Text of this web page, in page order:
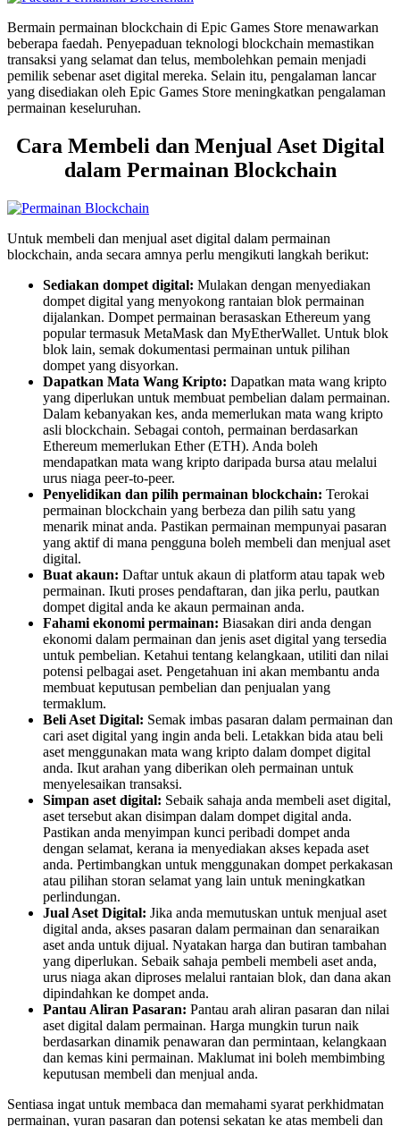
Bermain permainan blockchain di Epic Games Store menawarkan
beberapa faedah. Penyepaduan teknologi blockchain memastikan
transaksi yang selamat dan telus, membolehkan pemain menjadi
pemilik sebenar aset digital mereka. Selain itu, pengalaman lancar
yang disediakan oleh Epic Games Store meningkatkan pengalaman
permainan keseluruhan.
Cara Membeli dan Menjual Aset Digital
dalam Permainan Blockchain
Untuk membeli dan menjual aset digital dalam permainan
blockchain, anda secara amnya perlu mengikuti langkah berikut:
Sediakan dompet digital: Mulakan dengan menyediakan
dompet digital yang menyokong rantaian blok permainan
dijalankan. Dompet permainan berasaskan Ethereum yang
popular termasuk MetaMask dan MyEtherWallet. Untuk blok
blok lain, semak dokumentasi permainan untuk pilihan
dompet yang disyorkan.
Dapatkan Mata Wang Kripto: Dapatkan mata wang kripto
yang diperlukan untuk membuat pembelian dalam permainan.
Dalam kebanyakan kes, anda memerlukan mata wang kripto
asli blockchain. Sebagai contoh, permainan berdasarkan
Ethereum memerlukan Ether (ETH). Anda boleh
mendapatkan mata wang kripto daripada bursa atau melalui
urus niaga peer-to-peer.
Penyelidikan dan pilih permainan blockchain: Terokai
permainan blockchain yang berbeza dan pilih satu yang
menarik minat anda. Pastikan permainan mempunyai pasaran
yang aktif di mana pengguna boleh membeli dan menjual aset
digital.
Buat akaun: Daftar untuk akaun di platform atau tapak web
permainan. Ikuti proses pendaftaran, dan jika perlu, pautkan
dompet digital anda ke akaun permainan anda.
Fahami ekonomi permainan: Biasakan diri anda dengan
ekonomi dalam permainan dan jenis aset digital yang tersedia
untuk pembelian. Ketahui tentang kelangkaan, utiliti dan nilai
potensi pelbagai aset. Pengetahuan ini akan membantu anda
membuat keputusan pembelian dan penjualan yang
termaklum.
Beli Aset Digital: Semak imbas pasaran dalam permainan dan
cari aset digital yang ingin anda beli. Letakkan bida atau beli
aset menggunakan mata wang kripto dalam dompet digital
anda. Ikut arahan yang diberikan oleh permainan untuk
menyelesaikan transaksi.
Simpan aset digital: Sebaik sahaja anda membeli aset digital,
aset tersebut akan disimpan dalam dompet digital anda.
Pastikan anda menyimpan kunci peribadi dompet anda
dengan selamat, kerana ia menyediakan akses kepada aset
anda. Pertimbangkan untuk menggunakan dompet perkakasan
atau pilihan storan selamat yang lain untuk meningkatkan
perlindungan.
Jual Aset Digital: Jika anda memutuskan untuk menjual aset
digital anda, akses pasaran dalam permainan dan senaraikan
aset anda untuk dijual. Nyatakan harga dan butiran tambahan
yang diperlukan. Sebaik sahaja pembeli membeli aset anda,
urus niaga akan diproses melalui rantaian blok, dan dana akan
dipindahkan ke dompet anda.
Pantau Aliran Pasaran: Pantau arah aliran pasaran dan nilai
aset digital dalam permainan. Harga mungkin turun naik
berdasarkan dinamik penawaran dan permintaan, kelangkaan
dan kemas kini permainan. Maklumat ini boleh membimbing
keputusan membeli dan menjual anda.
Sentiasa ingat untuk membaca dan memahami syarat perkhidmatan
permainan, yuran pasaran dan potensi sekatan ke atas membeli dan